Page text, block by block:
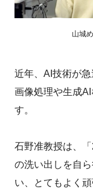
山城
近年、AI技術が急
画像処理や生成
す。
石野准教授は、
の洗い出しを自
い、とてもよく